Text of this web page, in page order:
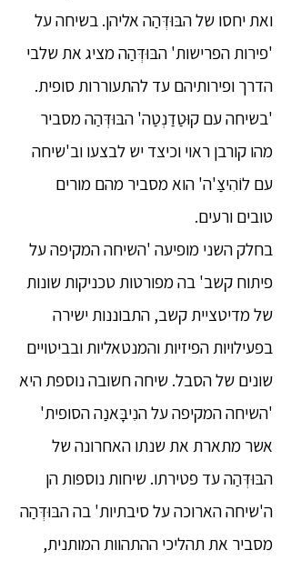
ואת יחסו של הבּוּדְּהַה אליהן. בשיחה על
'פירות הפרישות' הבּוּדְּהַה מציג את שלבי
הדרך ופירותיהם עד להתעוררות סופית.
'בשיחה עם קוּטַדַנְטַה' הבּוּדְּהַה מסביר
מהו קורבן ראוי וכיצד יש לבצעו וב'שיחה
עם לוֹהִיצַּ'ה' הוא מסביר מהם מורים
טובים ורעים.
בחלק השני מופיעה 'השיחה המקיפה על
פיתוח קשב' בה מפורטות טכניקות שונות
של מדיטציית קשב, התבוננות ישירה
בפעילויות הפיזיות והמנטאליות ובביטויים
שונים של הסבל. שיחה חשובה נוספת היא
'השיחה המקיפה על הנִיבָּאנַה הסופית'
אשר מתארת את שנתו האחרונה של
הבּוּדְּהַה עד פטירתו. שיחות נוספות הן
ה'שיחה הארוכה על סיבתיות' בה הבּוּדְּהַה
מסביר את תהליכי ההתהוות המותנית,